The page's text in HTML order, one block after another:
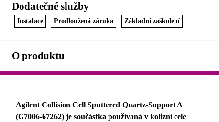
Dodatečné služby
Instalace Prodloužená záruka Základní zaškolení
O produktu
Agilent Collision Cell Sputtered Quartz-Support A
(G7006-67262) je součástka používaná v kolizní cele